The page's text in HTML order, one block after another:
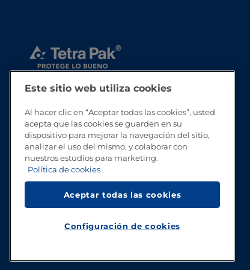
Este sitio web utiliza cookies
Al hacer clic en “Aceptar todas las cookies”, usted
acepta que las cookies se guarden en su
dispositivo para mejorar la navegación del sitio,
analizar el uso del mismo, y colaborar con
nuestros estudios para marketing.
Política de cookies
Aceptar todas las cookies
Configuración de cookies